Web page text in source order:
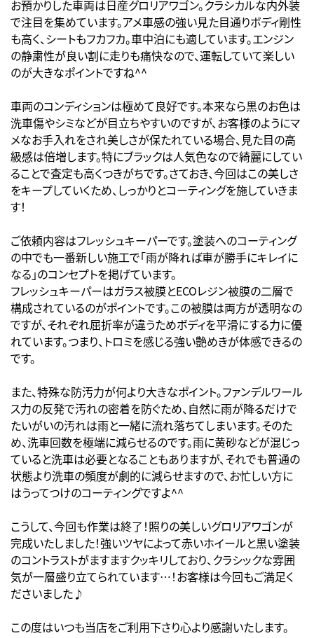
お預かりした車両は日産グロリアワゴン。クラシカルな内外装
で注目を集めています。アメ車感の強い見た目通りボディ剛性
も高く、シートもフカフカ。車中泊にも適しています。エンジン
の静粛性が良い割に走りも痛快なので、運転していて楽しい
のが大きなポイントですね^^
車両のコンディションは極めて良好です。本来なら黒のお色は
洗車傷やシミなどが目立ちやすいのですが、お客様のようにマ
メなお手入れをされ美しさが保たれている場合、見た目の高
級感は倍増します。特にブラックは人気色なので綺麗にしてい
ることで査定も高くつきがちです。さておき、今回はこの美しさ
をキープしていくため、しっかりとコーティングを施していきま
す！
ご依頼内容はフレッシュキーパーです。塗装へのコーティング
の中でも一番新しい施工で「雨が降れば車が勝手にキレイに
なる」のコンセプトを掲げています。
フレッシュキーパーはガラス被膜とECOレジン被膜の二層で
構成されているのがポイントです。この被膜は両方が透明なの
ですが、それぞれ屈折率が違うためボディを平滑にする力に優
れています。つまり、トロミを感じる強い艶めきが体感できるの
です。
また、特殊な防汚力が何より大きなポイント。ファンデルワール
ス力の反発で汚れの密着を防ぐため、自然に雨が降るだけで
たいがいの汚れは雨と一緒に流れ落ちてしまいます。そのた
め、洗車回数を極端に減らせるのです。雨に黄砂などが混じっ
ていると洗車は必要となることもありますが、それでも普通の
状態より洗車の頻度が劇的に減らせますので、お忙しい方に
はうってつけのコーティングですよ^^
こうして、今回も作業は終了！照りの美しいグロリアワゴンが
完成いたしました！強いツヤによって赤いホイールと黒い塗装
のコントラストがますますクッキリしており、クラシックな雰囲
気が一層盛り立てられています…！お客様は今回もご満足く
ださいました♪
この度はいつも当店をご利用下さり心より感謝いたします。